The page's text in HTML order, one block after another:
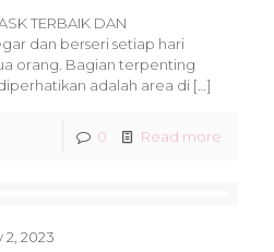
TERBAIK DAN
dan berseri setiap hari
orang. Bagian terpenting
adalah area di […]
0 Read more
2, 2023